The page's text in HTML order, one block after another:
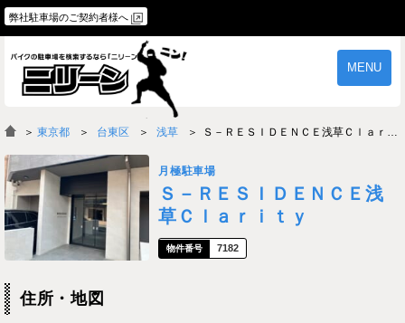
弊社駐車場のご契約者様へ
MENU
物件一覧 ご契約の流れ
よくあるご質問
＞ 東京都 台東区 浅草 Ｓ－ＲＥＳＩＤＥＮＣＥ浅草Ｃｌａｒｉｔｙ
月極駐車場
Ｓ－ＲＥＳＩＤＥＮＣＥ浅
草Ｃｌａｒｉｔｙ
7182
住所・地図